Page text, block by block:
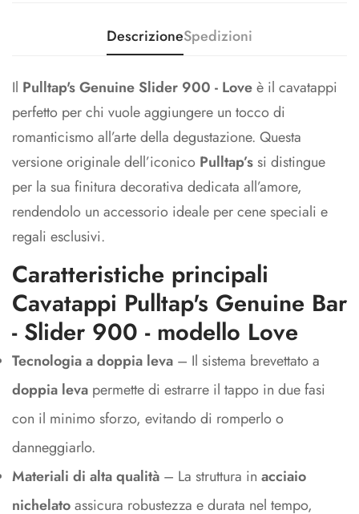
anche nei 5000+ punti InPost
Riconsegna i tuoi prodotti e ti rimborsiamo l'intero
DescrizioneSpedizioni
Il Pulltap's Genuine Slider 900 - Loveè il cavatappi
perfetto per chi vuole aggiungere un tocco di
romanticismo all’arte della degustazione. Questa
versione originale dell’iconico Pulltap’ssi distingue
per la sua finitura decorativa dedicata all’amore,
rendendolo un accessorio ideale per cene speciali e
regali esclusivi.
Caratteristiche principali
Cavatappi Pulltap's Genuine Bar
- Slider 900 - modello Love
Tecnologia a doppia leva – Il sistema brevettato a
doppia leva permette di estrarre il tappo in due fasi
con il minimo sforzo, evitando di romperlo o
danneggiarlo.
Materiali di alta qualità – La struttura in acciaio
nichelatoassicura robustezza e durata nel tempo,